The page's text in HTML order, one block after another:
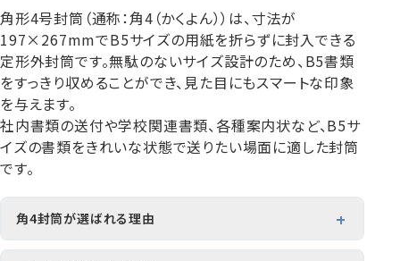
名刺 はがき カード・挨拶状
長4窓封筒
B5横3つ折
90×205
長40封筒
A4横4つ折
長1封筒
B4横3つ折
B5縦2つ折
119×277 110×220
封筒印刷サービス
角形4号封筒（通称：角4（かくよん））は、寸法が
197×267mmでB5サイズの用紙を折らずに封入できる
定形外封筒です。無駄のないサイズ設計のため、B5書類
をすっきり収めることができ、見た目にもスマートな印象
を与えます。
社内書類の送付や学校関連書類、各種案内状など、B5サ
イズの書類をきれいな状態で送りたい場面に適した封筒
です。
角4封筒が選ばれる理由